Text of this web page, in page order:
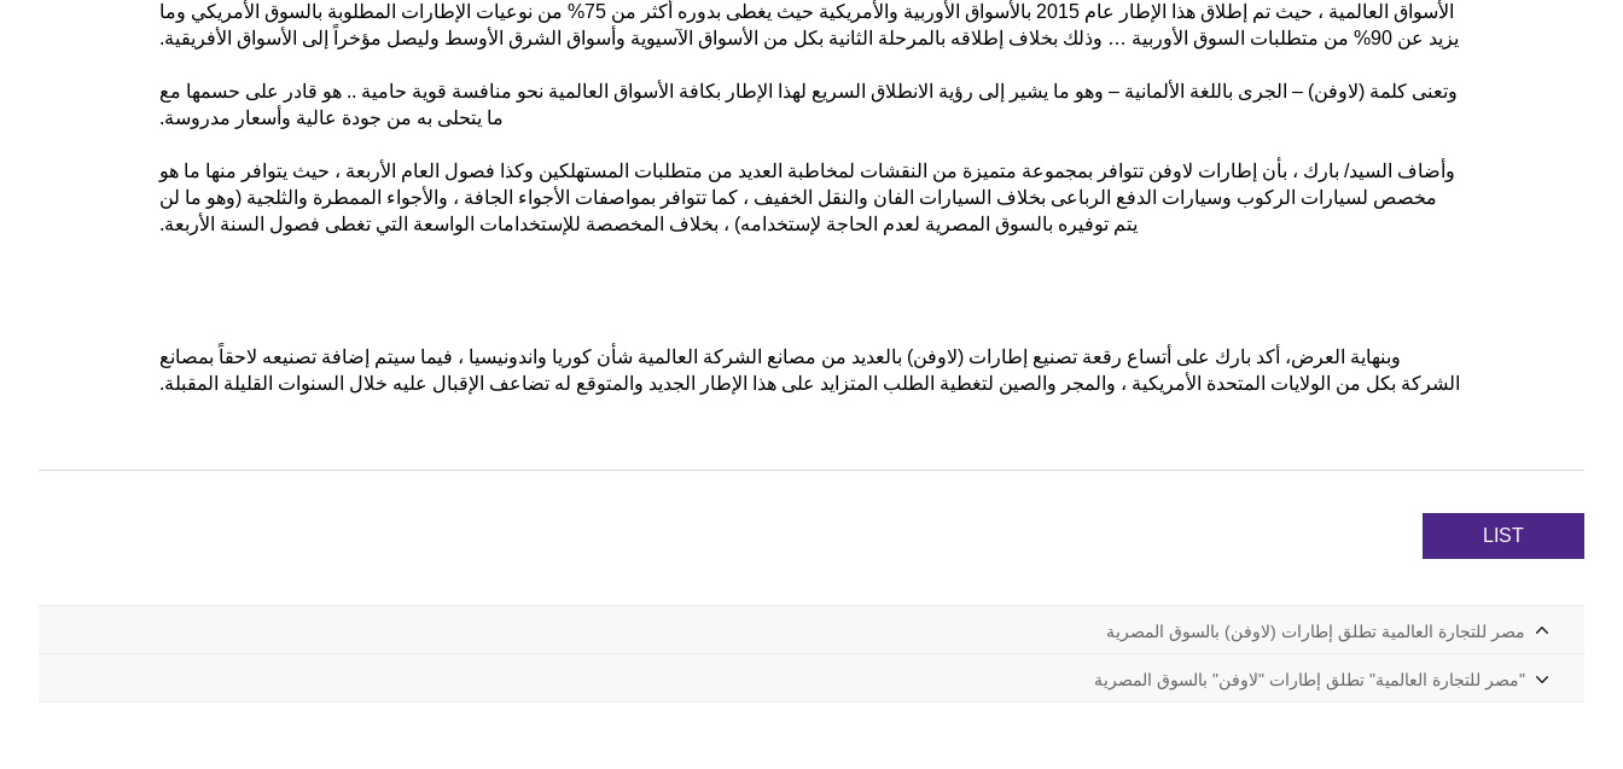
الأسواق العالمية ، حيث تم إطلاق هذا الإطار عام 2015 بالأسواق الأوربية والأمريكية حيث يغطى بدوره أكثر من 75% من نوعيات الإطارات المطلوبة بالسوق الأمريكي وما
يزيد عن 90% من متطلبات السوق الأوربية … وذلك بخلاف إطلاقه بالمرحلة الثانية بكل من الأسواق الآسيوية وأسواق الشرق الأوسط وليصل مؤخراً إلى الأسواق الأفريقية.
وتعنى كلمة (لاوفن) – الجرى باللغة الألمانية – وهو ما يشير إلى رؤية الانطلاق السريع لهذا الإطار بكافة الأسواق العالمية نحو منافسة قوية حامية .. هو قادر على حسمها مع
ما يتحلى به من جودة عالية وأسعار مدروسة.
وأضاف السيد/ بارك ، بأن إطارات لاوفن تتوافر بمجموعة متميزة من النقشات لمخاطبة العديد من متطلبات المستهلكين وكذا فصول العام الأربعة ، حيث يتوافر منها ما هو
مخصص لسيارات الركوب وسيارات الدفع الرباعى بخلاف السيارات الفان والنقل الخفيف ، كما تتوافر بمواصفات الأجواء الجافة ، والأجواء الممطرة والثلجية (وهو ما لن
يتم توفيره بالسوق المصرية لعدم الحاجة لإستخدامه) ، بخلاف المخصصة للإستخدامات الواسعة التي تغطى فصول السنة الأربعة.
وبنهاية العرض، أكد بارك على أتساع رقعة تصنيع إطارات (لاوفن) بالعديد من مصانع الشركة العالمية شأن كوريا واندونيسيا ، فيما سيتم إضافة تصنيعه لاحقاً بمصانع
الشركة بكل من الولايات المتحدة الأمريكية ، والمجر والصين لتغطية الطلب المتزايد على هذا الإطار الجديد والمتوقع له تضاعف الإقبال عليه خلال السنوات القليلة المقبلة.
LIST
مصر للتجارة العالمية تطلق إطارات (لاوفن) بالسوق المصرية
"مصر للتجارة العالمية" تطلق إطارات "لاوفن" بالسوق المصرية